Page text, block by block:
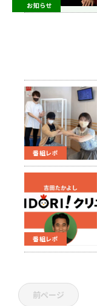
お知らせ
番組レポ
番組レポ
前ページ